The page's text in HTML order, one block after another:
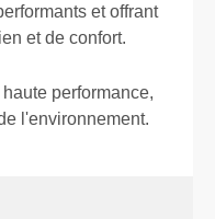
et offrant
et de confort.
performance,
l'environnement.